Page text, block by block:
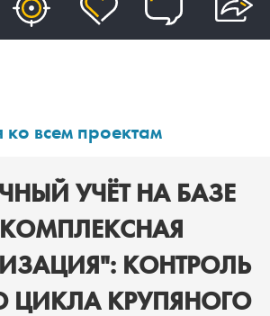
ко всем проектам
УЧЁТ НА БАЗЕ
КОНТРОЛЬ
ЦИКЛА КРУПЯНОГО